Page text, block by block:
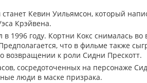
Кевин Уильямсон, который
Крэйвена.
1996 году. Кортни Кокс снималась во
что в фильме также
возвращении к роли Сидни Прескотт.
сосредоточенных на персонаже
люди в маске призрака.